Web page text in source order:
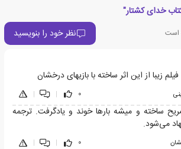
خدای کشتار"
است نظر خود را بنویسید
زیبا از این اثر ساخته با بازیهای درخشان
0
|
|
ساخته و میشه بارها خوند و یادگرفت. ترجمه
می‌شود.
0
|
|